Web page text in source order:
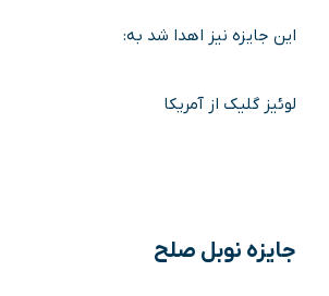
این جایزه نیز اهدا شد به:
لوئیز گلیک از آمریکا
جایزه نوبل صلح